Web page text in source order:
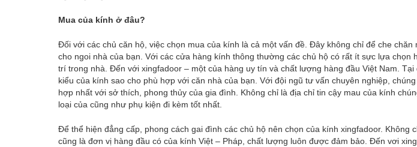
Mua của kính ở đâu?
Đối với các chủ căn hộ, việc chọn mua của kính là cả một vấn đề. Đây không chỉ để che
cho ngoi nhà của bạn. Với các cửa hàng kính thông thường các chủ hộ có rất ít sực lựa chọn
trí trong nhà. Đến với xingfadoor – một của hàng uy tín và chất lượng hàng đầu Việt Nam.
kiểu của kính sao cho phù hợp với căn nhà của bạn. Với đội ngũ tư vấn chuyên nghiệp,
hợp nhất với sở thích, phong thủy của gia đình. Không chỉ là địa chỉ tin cậy mau của kính
loại của cũng như phụ kiện đi kèm tốt nhất.
Để thể hiện đẳng cấp, phong cách gai đình các chủ hộ nên chọn của kính xingfadoor. Không
cũng là đơn vị hàng đầu có của kính Việt – Pháp, chất lượng luôn được đảm bảo. Đến vơi